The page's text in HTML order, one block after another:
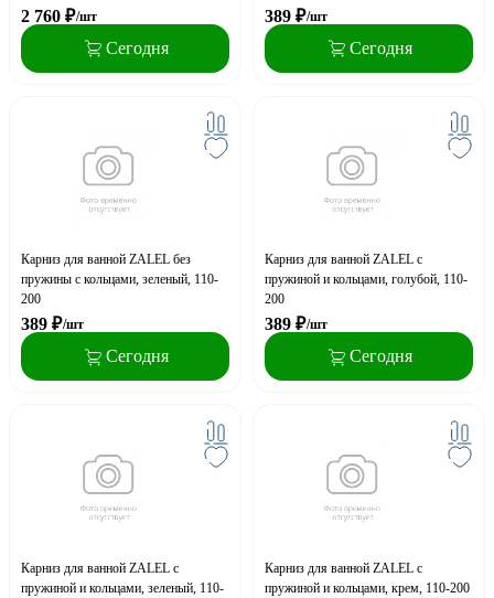
2 760 ₽/шт
Сегодня
389 ₽/шт
Сегодня
Карниз для ванной ZALEL без
пружины с кольцами, зеленый, 110-
200
389 ₽/шт
Сегодня
Карниз для ванной ZALEL с
пружиной и кольцами, голубой, 110-
200
389 ₽/шт
Сегодня
Карниз для ванной ZALEL с
пружиной и кольцами, зеленый, 110-
Карниз для ванной ZALEL с
пружиной и кольцами, крем, 110-200